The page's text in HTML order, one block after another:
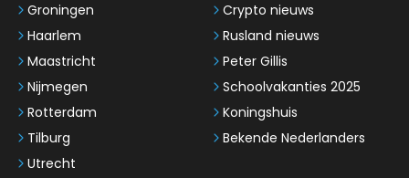
Groningen
Haarlem
Maastricht
Nijmegen
Rotterdam
Tilburg
Utrecht
Crypto nieuws
Rusland nieuws
Peter Gillis
Schoolvakanties 2025
Koningshuis
Bekende Nederlanders